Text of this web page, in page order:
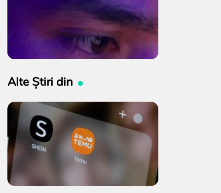
Alte Știri din